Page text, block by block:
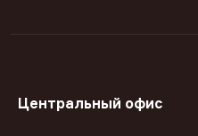
Центральный офис